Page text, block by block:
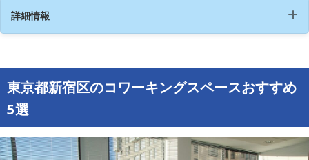
詳細情報
住所
利用時間
受付時間： 平日 8：30 ～ 17:30、土日祝
日: 休業
東京都新宿区のコワーキングスペースおすすめ
5選